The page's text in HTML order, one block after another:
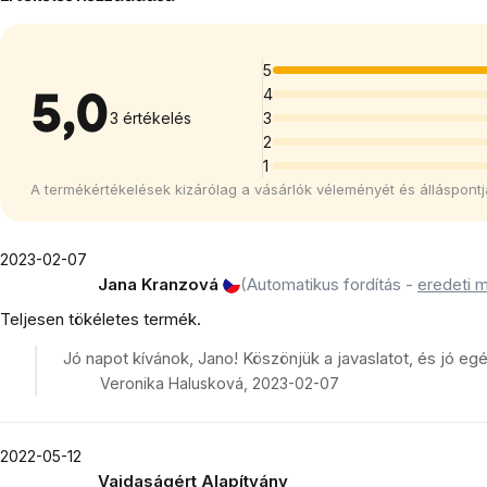
csillag.
5,03 értékelés
5
4
3
2
1
A termékértékelések kizárólag a vásárlók véleményét és
2023-02-07
Jana Kranzová (Automatikus fordítás - eredeti
Teljesen tökéletes termék.
Jó napot kívánok, Jano! Köszönjük a javaslatot, és jó
Veronika Halusková, 2023-02-07
2022-05-12
Vajdaságért Alapítvány